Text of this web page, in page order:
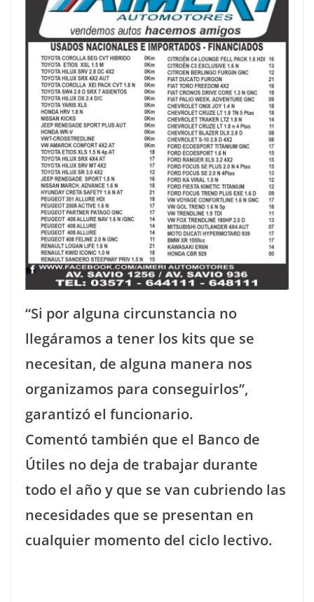
“Si por alguna circunstancia no
llegáramos a tener los kits que se
necesitan, de alguna manera nos
organizamos para conseguirlos”,
garantizó el funcionario.
Comentó también que el Banco de
Útiles no deja de trabajar durante
todo el año y que se van cubriendo las
necesidades que se presentan en
cualquier momento del ciclo lectivo.